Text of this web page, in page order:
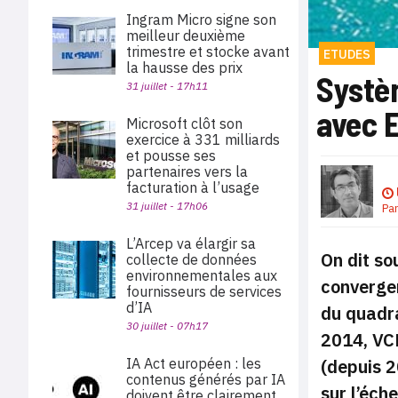
ETUDES
avec
On dit
du
2014,
(depuis
sur
Ingram Micro signe son
meilleur deuxième
trimestre et stocke avant
la hausse des prix
31 juillet - 17h11
Microsoft clôt son
exercice à 331 milliards
et pousse ses
partenaires vers la
facturation à l’usage
31 juillet - 17h06
L’Arcep va élargir sa
collecte de données
environnementales aux
fournisseurs de services
d’IA
30 juillet - 07h17
IA Act européen : les
contenus générés par IA